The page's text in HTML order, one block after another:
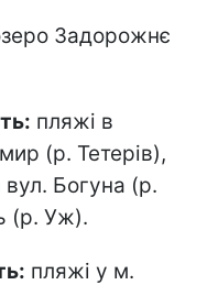
Задорожнє
пляжі в
(р. Тетерів),
Богуна (р.
(р. Уж).
пляжі у м.